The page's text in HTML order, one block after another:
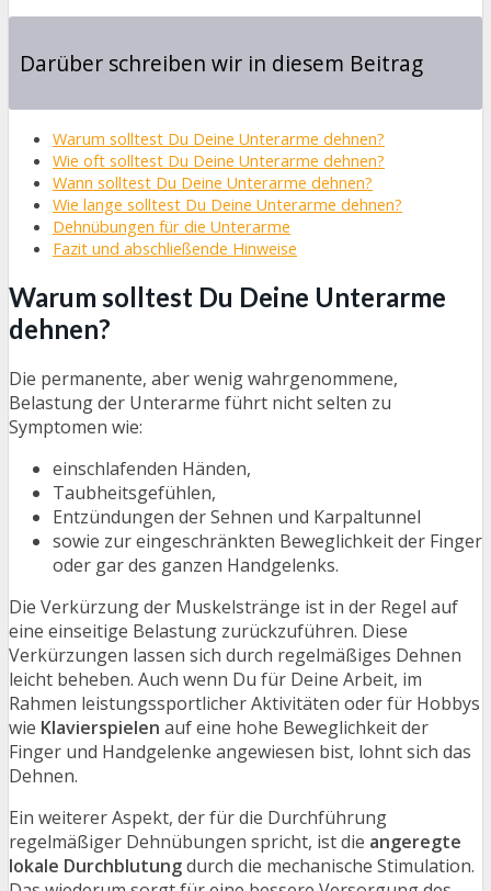
Darüber schreiben wir in diesem Beitrag
Warum solltest Du Deine Unterarme dehnen?
Wie oft solltest Du Deine Unterarme dehnen?
Wann solltest Du Deine Unterarme dehnen?
Wie lange solltest Du Deine Unterarme dehnen?
Dehnübungen für die Unterarme
Fazit und abschließende Hinweise
Warum solltest Du Deine Unterarme
dehnen?
Die permanente, aber wenig wahrgenommene,
Belastung der Unterarme führt nicht selten zu
Symptomen wie:
einschlafenden Händen,
Taubheitsgefühlen,
Entzündungen der Sehnen und Karpaltunnel
sowie zur eingeschränkten Beweglichkeit der Finger
oder gar des ganzen Handgelenks.
Die Verkürzung der Muskelstränge ist in der Regel auf
eine einseitige Belastung zurückzuführen. Diese
Verkürzungen lassen sich durch regelmäßiges Dehnen
leicht beheben. Auch wenn Du für Deine Arbeit, im
Rahmen leistungssportlicher Aktivitäten oder für Hobbys
wie Klavierspielen auf eine hohe Beweglichkeit der
Finger und Handgelenke angewiesen bist, lohnt sich das
Dehnen.
Ein weiterer Aspekt, der für die Durchführung
regelmäßiger Dehnübungen spricht, ist die angeregte
lokale Durchblutungdurch die mechanische Stimulation.